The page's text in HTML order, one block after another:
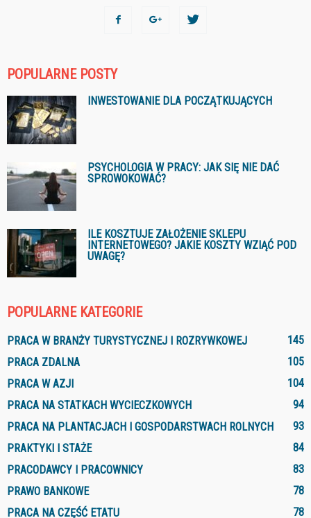
POPULARNE POSTY
INWESTOWANIE DLA POCZĄTKUJĄCYCH
PSYCHOLOGIA W PRACY: JAK SIĘ NIE DAĆ
SPROWOKOWAĆ?
ILE KOSZTUJE ZAŁOŻENIE SKLEPU
INTERNETOWEGO? JAKIE KOSZTY WZIĄĆ POD
UWAGĘ?
POPULARNE KATEGORIE
PRACA W BRANŻY TURYSTYCZNEJ I ROZRYWKOWEJ
145
PRACA ZDALNA
105
PRACA W AZJI
104
PRACA NA STATKACH WYCIECZKOWYCH
94
PRACA NA PLANTACJACH I GOSPODARSTWACH ROLNYCH
93
PRAKTYKI I STAŻE
84
PRACODAWCY I PRACOWNICY
83
PRAWO BANKOWE
78
PRACA NA CZĘŚĆ ETATU
78